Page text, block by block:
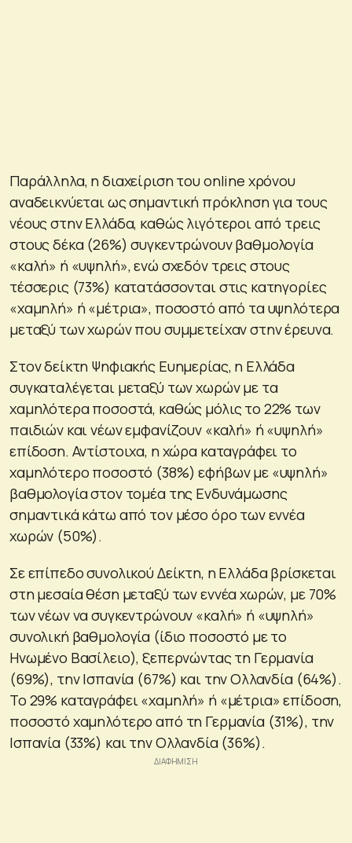
Παράλληλα, η διαχείριση του online χρόνου
αναδεικνύεται ως σημαντική πρόκληση για τους
νέους στην Ελλάδα, καθώς λιγότεροι από τρεις
στους δέκα (26%) συγκεντρώνουν βαθμολογία
«καλή» ή «υψηλή», ενώ σχεδόν τρεις στους
τέσσερις (73%) κατατάσσονται στις κατηγορίες
«χαμηλή» ή «μέτρια», ποσοστό από τα υψηλότερα
μεταξύ των χωρών που συμμετείχαν στην έρευνα.
Στον δείκτη Ψηφιακής Ευημερίας, η Ελλάδα
συγκαταλέγεται μεταξύ των χωρών με τα
χαμηλότερα ποσοστά, καθώς μόλις το 22% των
παιδιών και νέων εμφανίζουν «καλή» ή «υψηλή»
επίδοση. Αντίστοιχα, η χώρα καταγράφει το
χαμηλότερο ποσοστό (38%) εφήβων με «υψηλή»
βαθμολογία στον τομέα της Ενδυνάμωσης
σημαντικά κάτω από τον μέσο όρο των εννέα
χωρών (50%).
Σε επίπεδο συνολικού Δείκτη, η Ελλάδα βρίσκεται
στη μεσαία θέση μεταξύ των εννέα χωρών, με 70%
των νέων να συγκεντρώνουν «καλή» ή «υψηλή»
συνολική βαθμολογία (ίδιο ποσοστό με το
Ηνωμένο Βασίλειο), ξεπερνώντας τη Γερμανία
(69%), την Ισπανία (67%) και την Ολλανδία (64%).
Το 29% καταγράφει «χαμηλή» ή «μέτρια» επίδοση,
ποσοστό χαμηλότερο από τη Γερμανία (31%), την
Ισπανία (33%) και την Ολλανδία (36%).